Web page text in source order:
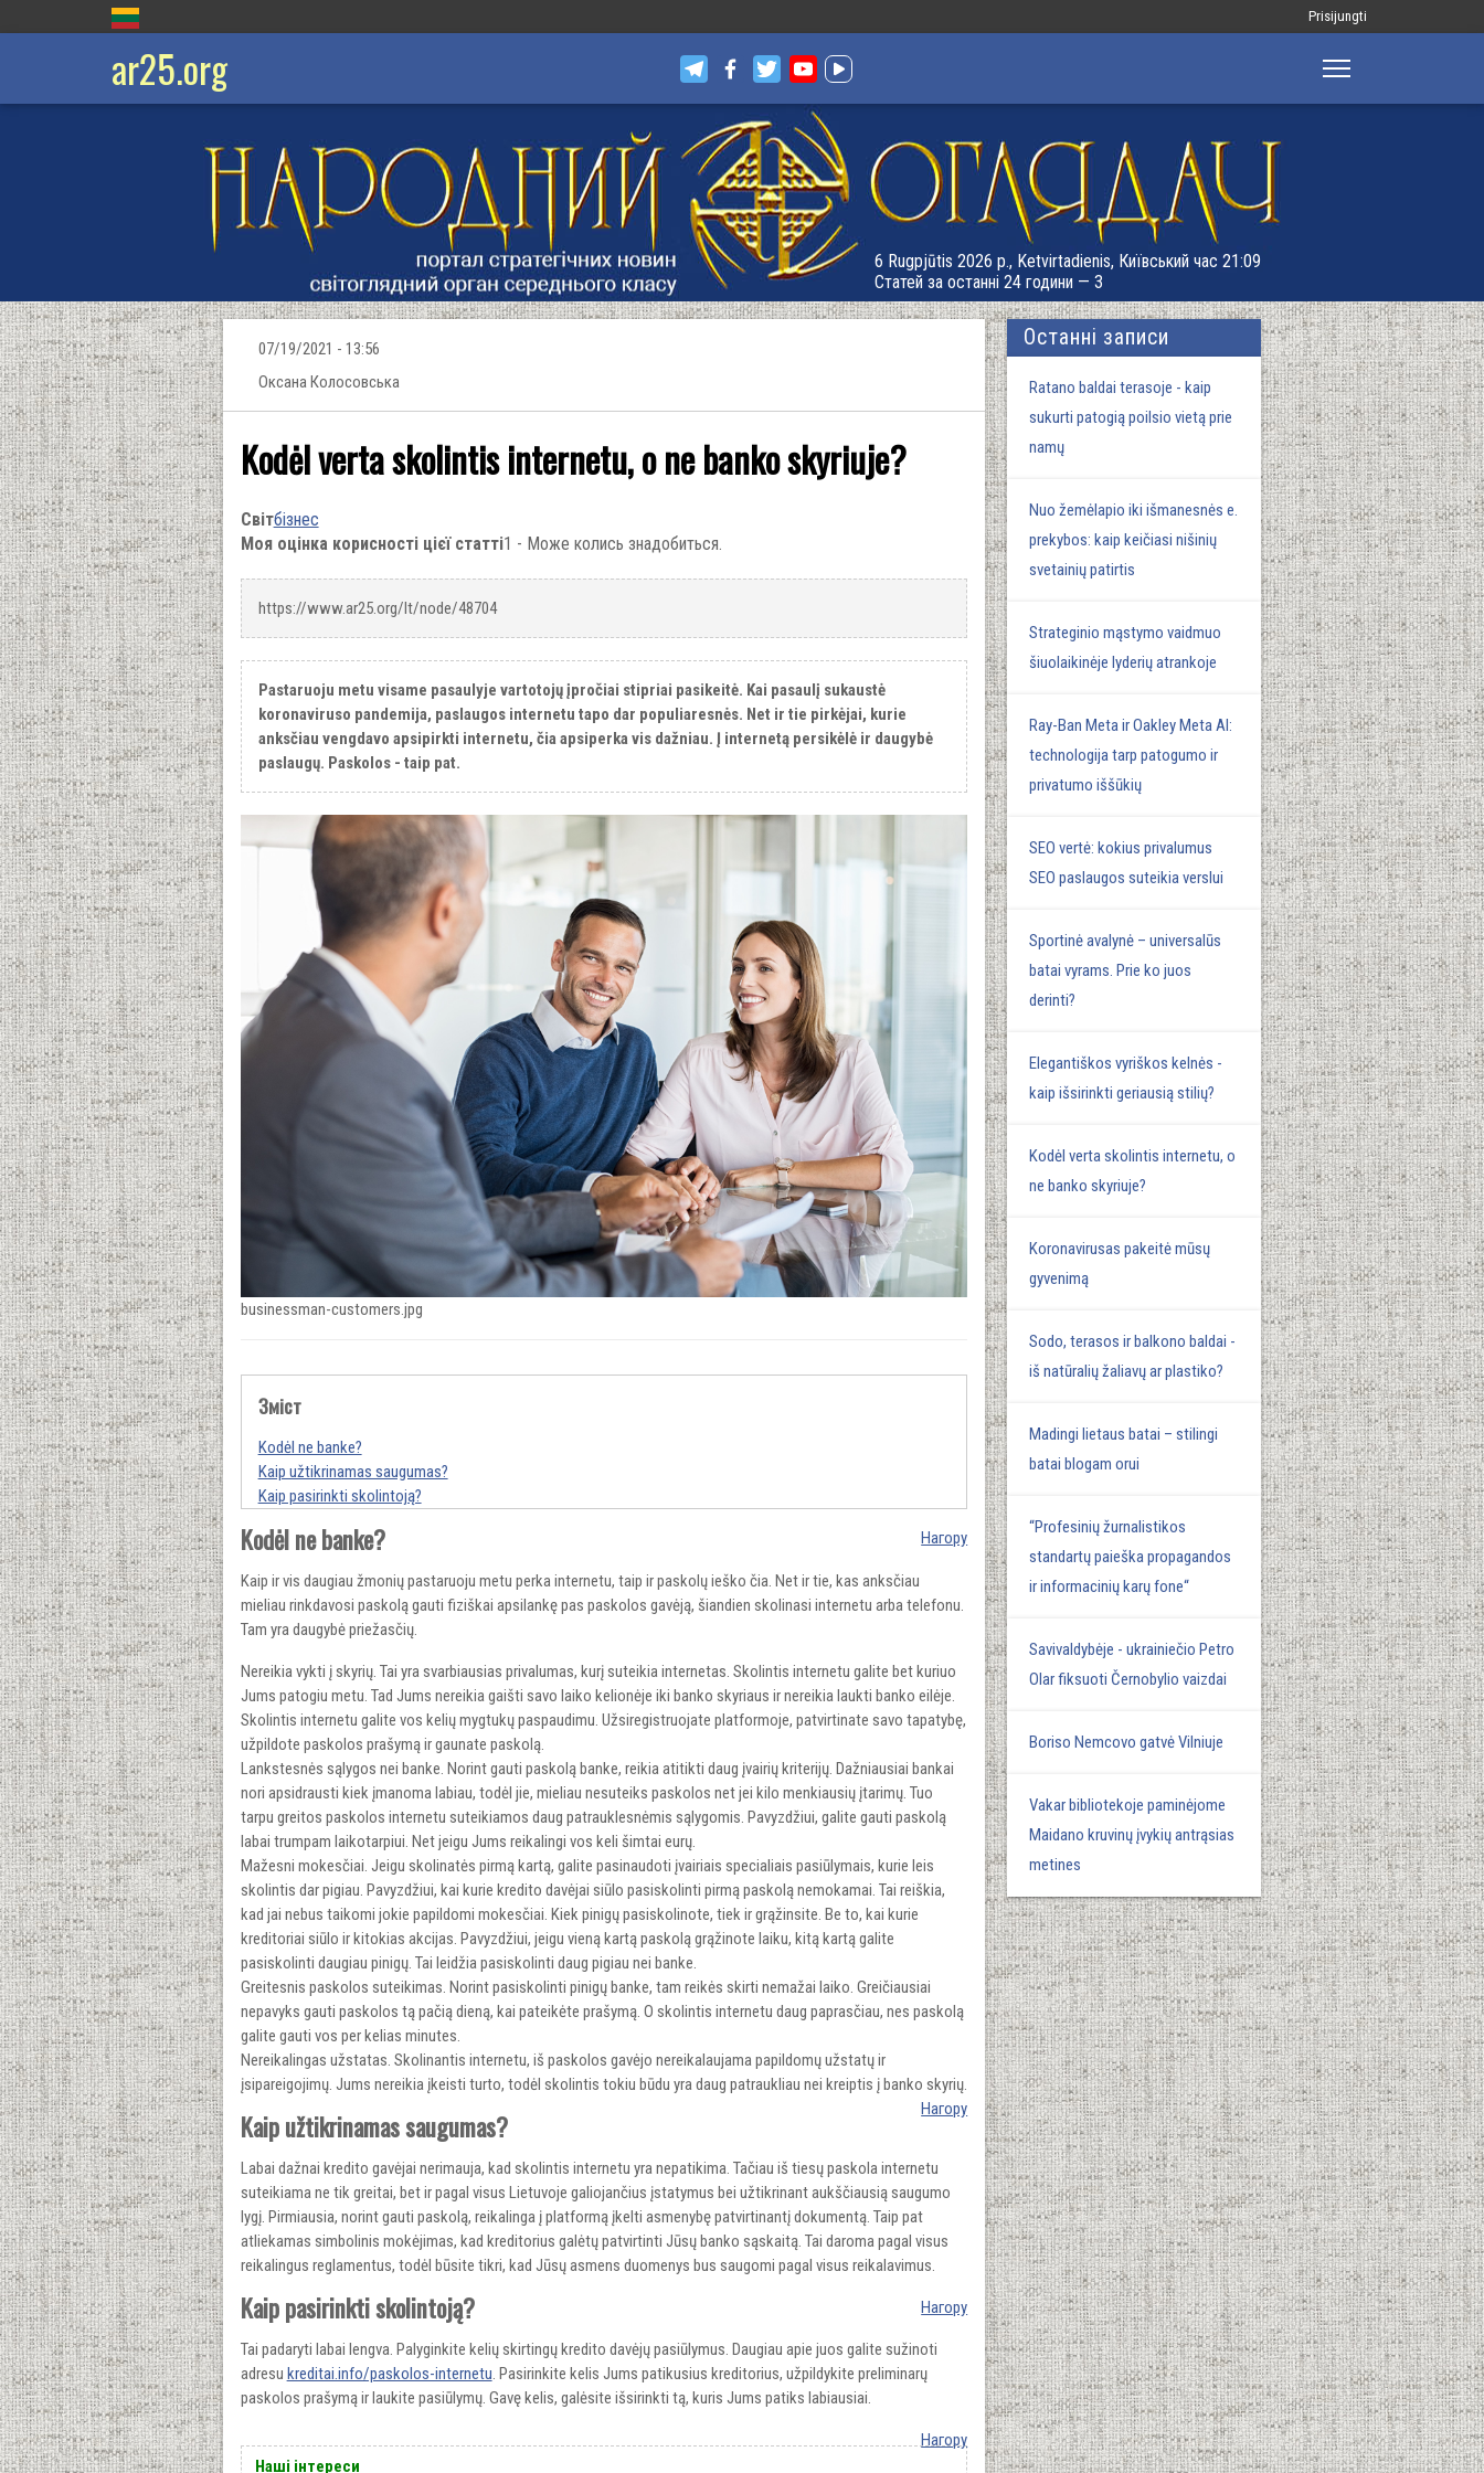
Меню
запису
Prisijungti
ar25.org
6 Rugpjūtis 2026 р., Ketvirtadienis, Київський час 21:09
Статей за останні 24 години — 3
07/19/2021 - 13:56
Оксана Колосовська
Kodėl verta skolintis internetu, o ne banko skyriuje?
Світбізнес
Моя оцінка корисності цієї статті1 - Може колись знадобиться.
https://www.ar25.org/lt/node/48704
Pastaruoju metu visame pasaulyje vartotojų įpročiai stipriai pasikeitė. Kai pasaulį sukaustė
koronaviruso pandemija, paslaugos internetu tapo dar populiaresnės. Net ir tie pirkėjai, kurie
anksčiau vengdavo apsipirkti internetu, čia apsiperka vis dažniau. Į internetą persikėlė ir daugybė
paslaugų. Paskolos - taip pat.
businessman-customers.jpg
Зміст
Kodėl ne banke?
Kaip užtikrinamas saugumas?
Kaip pasirinkti skolintoją?
Нагору
Kodėl ne banke?
Kaip ir vis daugiau žmonių pastaruoju metu perka internetu, taip ir paskolų ieško čia. Net ir tie, kas anksčiau
mieliau rinkdavosi paskolą gauti fiziškai apsilankę pas paskolos gavėją, šiandien skolinasi internetu arba telefonu.
Tam yra daugybė priežasčių.
Nereikia vykti į skyrių. Tai yra svarbiausias privalumas, kurį suteikia internetas. Skolintis internetu galite bet kuriuo
Jums patogiu metu. Tad Jums nereikia gaišti savo laiko kelionėje iki banko skyriaus ir nereikia laukti banko eilėje.
Skolintis internetu galite vos kelių mygtukų paspaudimu. Užsiregistruojate platformoje, patvirtinate savo tapatybę,
užpildote paskolos prašymą ir gaunate paskolą.
Lankstesnės sąlygos nei banke. Norint gauti paskolą banke, reikia atitikti daug įvairių kriterijų. Dažniausiai bankai
nori apsidrausti kiek įmanoma labiau, todėl jie, mieliau nesuteiks paskolos net jei kilo menkiausių įtarimų. Tuo
tarpu greitos paskolos internetu suteikiamos daug patrauklesnėmis sąlygomis. Pavyzdžiui, galite gauti paskolą
labai trumpam laikotarpiui. Net jeigu Jums reikalingi vos keli šimtai eurų.
Mažesni mokesčiai. Jeigu skolinatės pirmą kartą, galite pasinaudoti įvairiais specialiais pasiūlymais, kurie leis
skolintis dar pigiau. Pavyzdžiui, kai kurie kredito davėjai siūlo pasiskolinti pirmą paskolą nemokamai. Tai reiškia,
kad jai nebus taikomi jokie papildomi mokesčiai. Kiek pinigų pasiskolinote, tiek ir grąžinsite. Be to, kai kurie
kreditoriai siūlo ir kitokias akcijas. Pavyzdžiui, jeigu vieną kartą paskolą grąžinote laiku, kitą kartą galite
pasiskolinti daugiau pinigų. Tai leidžia pasiskolinti daug pigiau nei banke.
Greitesnis paskolos suteikimas. Norint pasiskolinti pinigų banke, tam reikės skirti nemažai laiko. Greičiausiai
nepavyks gauti paskolos tą pačią dieną, kai pateikėte prašymą. O skolintis internetu daug paprasčiau, nes paskolą
galite gauti vos per kelias minutes.
Nereikalingas užstatas. Skolinantis internetu, iš paskolos gavėjo nereikalaujama papildomų užstatų ir
įsipareigojimų. Jums nereikia įkeisti turto, todėl skolintis tokiu būdu yra daug patraukliau nei kreiptis į banko skyrių.
Нагору
Kaip užtikrinamas saugumas?
Labai dažnai kredito gavėjai nerimauja, kad skolintis internetu yra nepatikima. Tačiau iš tiesų paskola internetu
suteikiama ne tik greitai, bet ir pagal visus Lietuvoje galiojančius įstatymus bei užtikrinant aukščiausią saugumo
lygį. Pirmiausia, norint gauti paskolą, reikalinga į platformą įkelti asmenybę patvirtinantį dokumentą. Taip pat
atliekamas simbolinis mokėjimas, kad kreditorius galėtų patvirtinti Jūsų banko sąskaitą. Tai daroma pagal visus
reikalingus reglamentus, todėl būsite tikri, kad Jūsų asmens duomenys bus saugomi pagal visus reikalavimus.
Нагору
Kaip pasirinkti skolintoją?
Tai padaryti labai lengva. Palyginkite kelių skirtingų kredito davėjų pasiūlymus. Daugiau apie juos galite sužinoti
adresu kreditai.info/paskolos-internetu. Pasirinkite kelis Jums patikusius kreditorius, užpildykite preliminarų
paskolos prašymą ir laukite pasiūlymų. Gavę kelis, galėsite išsirinkti tą, kuris Jums patiks labiausiai.
Нагору
Наші інтереси
Останні записи
Ratano baldai terasoje - kaip
sukurti patogią poilsio vietą prie
namų
Nuo žemėlapio iki išmanesnės e.
prekybos: kaip keičiasi nišinių
svetainių patirtis
Strateginio mąstymo vaidmuo
šiuolaikinėje lyderių atrankoje
Ray-Ban Meta ir Oakley Meta AI:
technologija tarp patogumo ir
privatumo iššūkių
SEO vertė: kokius privalumus
SEO paslaugos suteikia verslui
Sportinė avalynė – universalūs
batai vyrams. Prie ko juos
derinti?
Elegantiškos vyriškos kelnės -
kaip išsirinkti geriausią stilių?
Kodėl verta skolintis internetu, o
ne banko skyriuje?
Koronavirusas pakeitė mūsų
gyvenimą
Sodo, terasos ir balkono baldai -
iš natūralių žaliavų ar plastiko?
Madingi lietaus batai – stilingi
batai blogam orui
“Profesinių žurnalistikos
standartų paieška propagandos
ir informacinių karų fone“
Savivaldybėje - ukrainiečio Petro
Olar fiksuoti Černobylio vaizdai
Boriso Nemcovo gatvė Vilniuje
Vakar bibliotekoje paminėjome
Maidano kruvinų įvykių antrąsias
metines